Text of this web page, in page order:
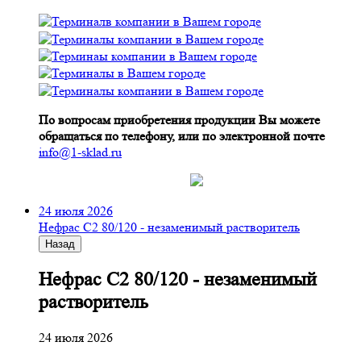
По вопросам приобретения продукции Вы можете
обращаться по телефону, или по электронной почте
info@1-sklad.ru
24 июля 2026
Нефрас С2 80/120 - незаменимый растворитель
Назад
Нефрас С2 80/120 - незаменимый
растворитель
24 июля 2026